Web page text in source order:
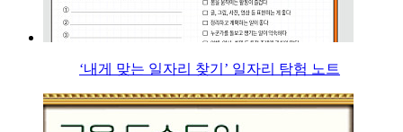
‘내게 맞는 일자리 찾기’ 일자리 탐험 노트